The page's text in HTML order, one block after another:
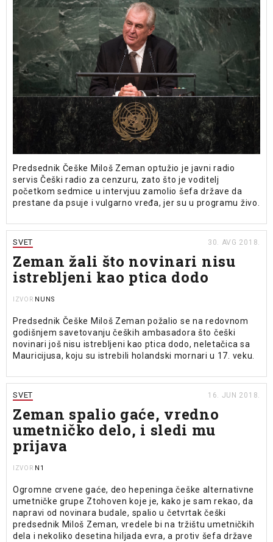
Predsednik Češke Miloš Zeman optužio je javni radio
servis Češki radio za cenzuru, zato što je voditelj
početkom sedmice u intervjuu zamolio šefa države da
prestane da psuje i vulgarno vređa, jer su u programu živo.
SVET 30. AVG 2018.
Zeman žali što novinari nisu
istrebljeni kao ptica dodo
IZVOR NUNS
Predsednik Češke Miloš Zeman požalio se na redovnom
godišnjem savetovanju čeških ambasadora što češki
novinari još nisu istrebljeni kao ptica dodo, neletačica sa
Mauricijusa, koju su istrebili holandski mornari u 17. veku.
SVET 16. JUN 2018.
Zeman spalio gaće, vredno
umetničko delo, i sledi mu
prijava
IZVOR N1
Ogromne crvene gaće, deo hepeninga češke alternativne
umetničke grupe Ztohoven koje je, kako je sam rekao, da
napravi od novinara budale, spalio u četvrtak češki
predsednik Miloš Zeman, vredele bi na tržištu umetničkih
dela i nekoliko desetina hiljada evra, a protiv šefa države